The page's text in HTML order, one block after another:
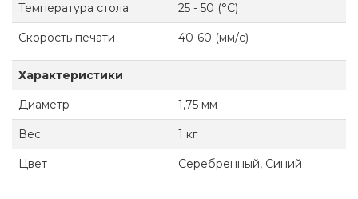
Температура стола 25 - 50 (°C)
Скорость печати 40-60 (мм/с)
Характеристики
Диаметр 1,75 мм
Вес 1 кг
Цвет Серебренный, Синий